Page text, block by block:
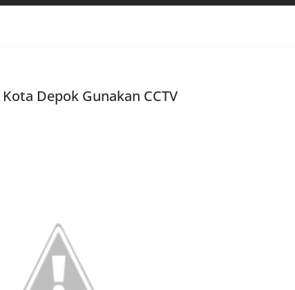
Depok Gunakan CCTV